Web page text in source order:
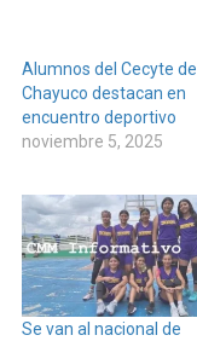
Alumnos del Cecyte de
Chayuco destacan en
encuentro deportivo
noviembre 5, 2025
Se van al nacional de